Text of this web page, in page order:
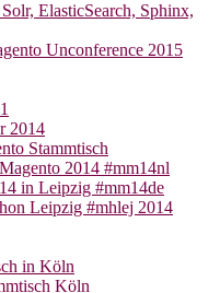
ElasticSearch, Sphinx,
Unconference 2015
2014
Stammtisch
2014 #mm14nl
in Leipzig #mm14de
Leipzig #mhlej 2014
in Köln
Köln